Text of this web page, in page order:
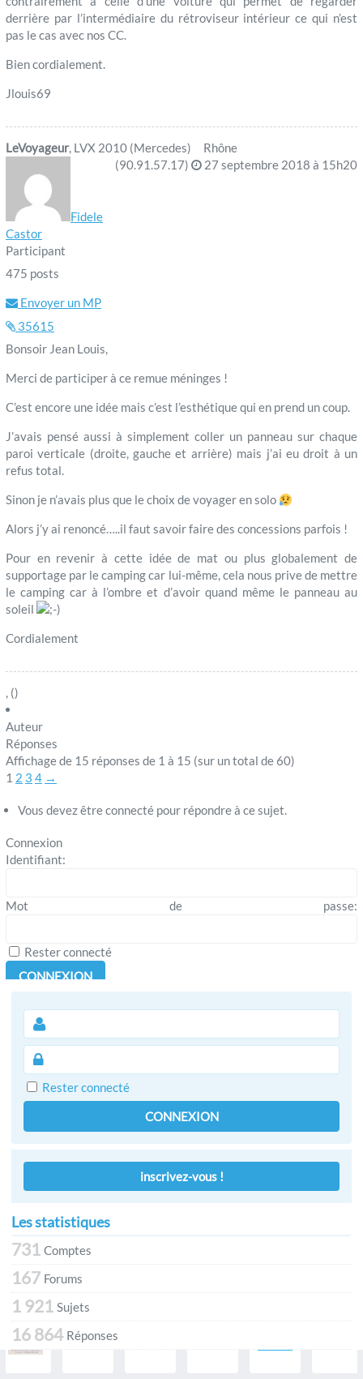
derrière par l’intermédiaire du rétroviseur intérieur ce qui n’est
pas le cas avec nos CC.
Bien cordialement.
Jlouis69
LeVoyageur, LVX 2010 (Mercedes) Rhône
(90.91.57.17)
27 septembre 2018 à 15h20
Fidele
Castor
Participant
475 posts
Envoyer un MP
35615
Bonsoir Jean Louis,
Merci de participer à ce remue méninges !
C’est encore une idée mais c’est l’esthétique qui en prend un coup.
J’avais pensé aussi à simplement coller un panneau sur chaque
paroi verticale (droite, gauche et arrière) mais j’ai eu droit à un
refus total.
Sinon je n’avais plus que le choix de voyager en solo
Alors j’y ai renoncé…..il faut savoir faire des concessions parfois !
Pour en revenir à cette idée de mat ou plus globalement de
supportage par le camping car lui-même, cela nous prive de mettre
le camping car à l’ombre et d’avoir quand même le panneau au
soleil
Cordialement
, ()
Auteur
Réponses
Affichage de 15 réponses de 1 à 15 (sur un total de 60)
1 2 3 4 →
Vous devez être connecté pour répondre à ce sujet.
Connexion
Identifiant:
Mot de passe:
Rester connecté
CONNEXION
Rester connecté
CONNEXION
inscrivez-vous !
Les statistiques
731 Comptes
167 Forums
1 921 Sujets
16 864 Réponses